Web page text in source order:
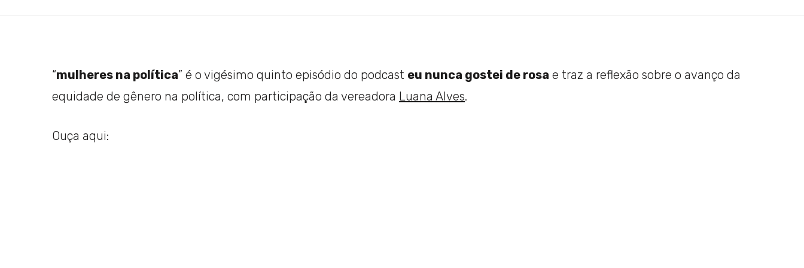
“mulheres na política” é o vigésimo quinto episódio do podcast eu nunca gostei de rosa e traz a reflexão sobre o avanço da
equidade de gênero na política, com participação da vereadora Luana Alves.
Ouça aqui: